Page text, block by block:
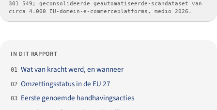
301 549; geconsolideerde geautomatiseerde-scandataset van
circa 4.000 EU-domein-e-commerceplatforms, medio 2026.
IN DIT RAPPORT
01 Wat van kracht werd, en wanneer
02 Omzettingsstatus in de EU 27
03 Eerste genoemde handhavingsacties